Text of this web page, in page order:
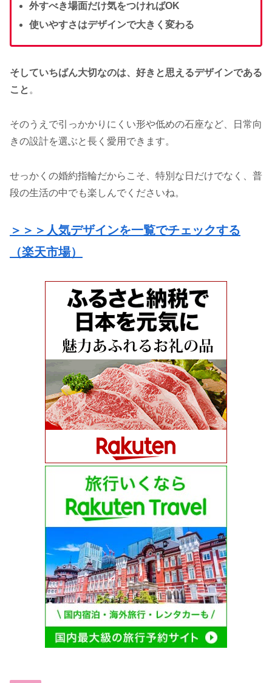
外すべき場面だけ気をつければOK
使いやすさはデザインで大きく変わる
そしていちばん大切なのは、好きと思えるデザインである
こと 。
そのうえで引っかかりにくい形や低めの石座など、日常向
きの設計を選ぶと長く愛用できます。
せっかくの婚約指輪だからこそ、特別な日だけでなく、普
段の生活の中でも楽しんでくださいね。
＞＞＞人気デザインを一覧でチェックする
（楽天市場）